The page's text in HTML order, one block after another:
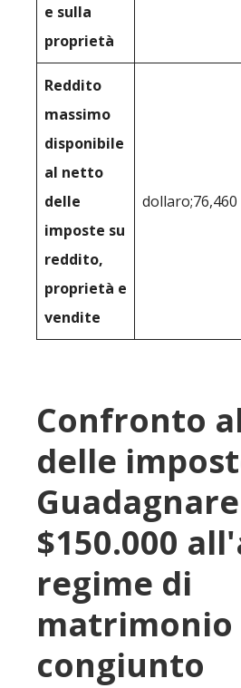
e sulla
proprietà
Reddito
massimo
disponibile
al netto
delle
imposte su
reddito,
proprietà e
vendite
dollaro;76,460
Confronto
delle
Guadagnare
$150.000
regime di
matrimonio
congiunto